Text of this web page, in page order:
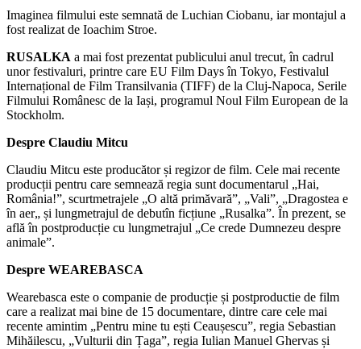
Imaginea filmului este semnată de Luchian Ciobanu, iar montajul a
fost realizat de Ioachim Stroe.
RUSALKA a mai fost prezentat publicului anul trecut, în cadrul
unor festivaluri, printre care EU Film Days în Tokyo, Festivalul
Internațional de Film Transilvania (TIFF) de la Cluj-Napoca, Serile
Filmului Românesc de la Iași, programul Noul Film European de la
Stockholm.
Despre Claudiu Mitcu
Claudiu Mitcu este producător și regizor de film. Cele mai recente
producții pentru care semnează regia sunt documentarul „Hai,
România!”, scurtmetrajele „O altă primăvară”, „Vali”, „Dragostea e
în aer„ și lungmetrajul de debutîn ficțiune „Rusalka”. În prezent, se
află în postproducție cu lungmetrajul „Ce crede Dumnezeu despre
animale”.
Despre WEAREBASCA
Wearebasca este o companie de producție și postproductie de film
care a realizat mai bine de 15 documentare, dintre care cele mai
recente amintim „Pentru mine tu ești Ceaușescu”, regia Sebastian
Mihăilescu, „Vulturii din Țaga”, regia Iulian Manuel Ghervas și